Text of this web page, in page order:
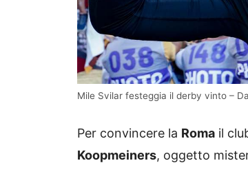
Mile Svilar festeggia il derby vinto –
Per convincere la Roma il
Koopmeiners, oggetto